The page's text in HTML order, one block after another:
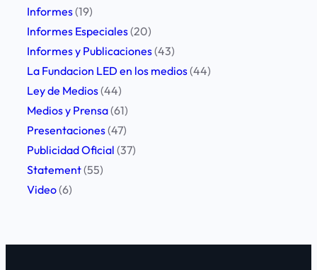
Informes(19)
Informes Especiales(20)
Informes y Publicaciones(43)
La Fundacion LED en los medios(44)
Ley de Medios(44)
Medios y Prensa(61)
Presentaciones(47)
Publicidad Oficial (37)
Statement(55)
Video(6)